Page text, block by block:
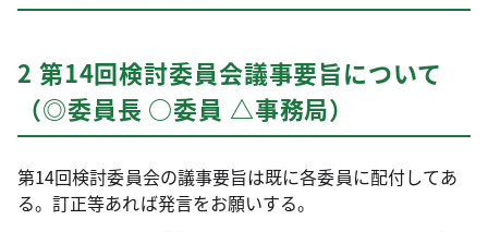
2 第14回検討委員会議事要旨について
（◎委員長 ○委員 △事務局）
第14回検討委員会の議事要旨は既に各委員に配付してあ
る。訂正等あれば発言をお願いする。